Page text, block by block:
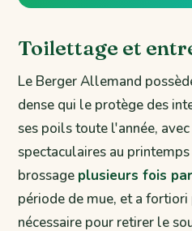
Toilettage et
Le Berger Allemand
dense qui le protège des
ses poils toute l'année,
spectaculaires au
brossage plusieurs fois
période de mue, et a
nécessaire pour retirer le